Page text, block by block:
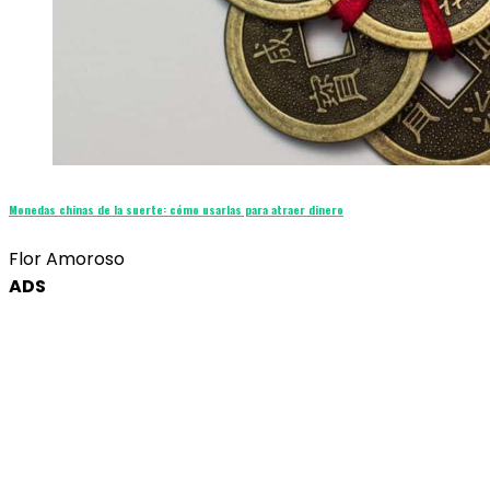
Monedas chinas de la suerte: cómo usarlas para atraer dinero
Flor Amoroso
ADS